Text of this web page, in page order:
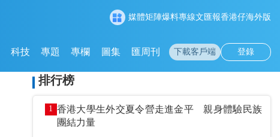
媒體矩陣爆料專線文匯報香港仔海外版
科技 專題 專欄 圖集 匯周刊 下載客戶端 登錄
排行榜
1 香港大學生外交夏令營走進金平 親身體驗民族
團結力量